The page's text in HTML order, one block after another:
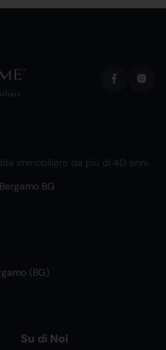
immobiliare da più di 40 anni.
BG
(BG)
Su di Noi